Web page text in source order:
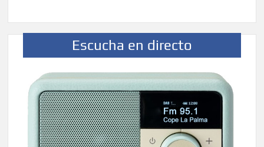
Escucha en directo